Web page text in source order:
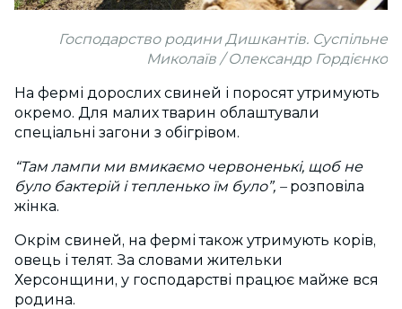
Господарство родини Дишкантів. Суспільне
Миколаїв / Олександр Гордієнко
На фермі дорослих свиней і поросят утримують
окремо. Для малих тварин облаштували
спеціальні загони з обігрівом.
“Там лампи ми вмикаємо червоненькі, щоб не
було бактерій і тепленько їм було”, – розповіла
жінка.
Окрім свиней, на фермі також утримують корів,
овець і телят. За словами жительки
Херсонщини, у господарстві працює майже вся
родина.